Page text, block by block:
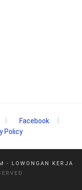
Facebook
Policy
- LOWONGAN KERJA